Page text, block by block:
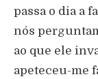
passa o dia a
nós
ao que ele
apeteceu-me